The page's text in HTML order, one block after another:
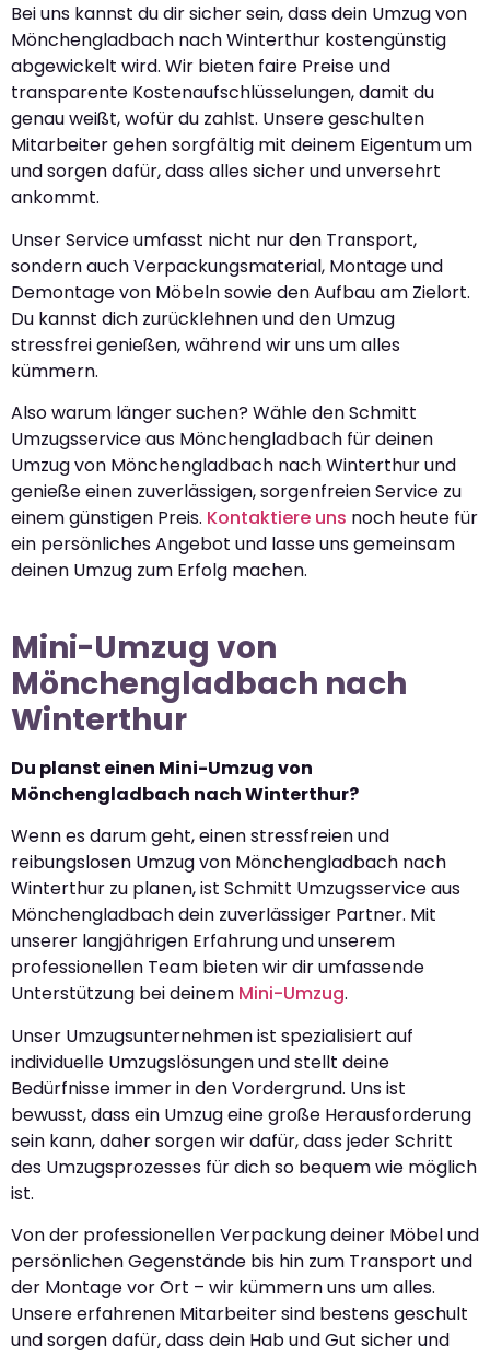
Bei uns kannst du dir sicher sein, dass dein Umzug von
Mönchengladbach nach Winterthur kostengünstig
abgewickelt wird. Wir bieten faire Preise und
transparente Kostenaufschlüsselungen, damit du
genau weißt, wofür du zahlst. Unsere geschulten
Mitarbeiter gehen sorgfältig mit deinem Eigentum um
und sorgen dafür, dass alles sicher und unversehrt
ankommt.
Unser Service umfasst nicht nur den Transport,
sondern auch Verpackungsmaterial, Montage und
Demontage von Möbeln sowie den Aufbau am Zielort.
Du kannst dich zurücklehnen und den Umzug
stressfrei genießen, während wir uns um alles
kümmern.
Also warum länger suchen? Wähle den Schmitt
Umzugsservice aus Mönchengladbach für deinen
Umzug von Mönchengladbach nach Winterthur und
genieße einen zuverlässigen, sorgenfreien Service zu
einem günstigen Preis. Kontaktiere uns noch heute für
ein persönliches Angebot und lasse uns gemeinsam
deinen Umzug zum Erfolg machen.
Mini-Umzug von
Mönchengladbach nach
Winterthur
Du planst einen Mini-Umzug von
Mönchengladbach nach Winterthur?
Wenn es darum geht, einen stressfreien und
reibungslosen Umzug von Mönchengladbach nach
Winterthur zu planen, ist Schmitt Umzugsservice aus
Mönchengladbach dein zuverlässiger Partner. Mit
unserer langjährigen Erfahrung und unserem
professionellen Team bieten wir dir umfassende
Unterstützung bei deinem Mini-Umzug.
Unser Umzugsunternehmen ist spezialisiert auf
individuelle Umzugslösungen und stellt deine
Bedürfnisse immer in den Vordergrund. Uns ist
bewusst, dass ein Umzug eine große Herausforderung
sein kann, daher sorgen wir dafür, dass jeder Schritt
des Umzugsprozesses für dich so bequem wie möglich
ist.
Von der professionellen Verpackung deiner Möbel und
persönlichen Gegenstände bis hin zum Transport und
der Montage vor Ort – wir kümmern uns um alles.
Unsere erfahrenen Mitarbeiter sind bestens geschult
und sorgen dafür, dass dein Hab und Gut sicher und